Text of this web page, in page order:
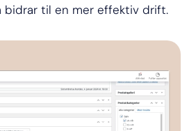
bidrar til en mer effektiv drift.